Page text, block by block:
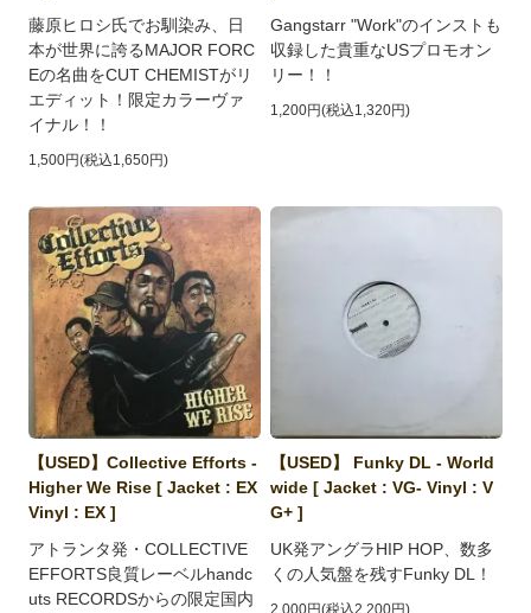
藤原ヒロシ氏でお馴染み、日
本が世界に誇るMAJOR FORC
Eの名曲をCUT CHEMISTがリ
エディット！限定カラーヴァ
イナル！！
1,500円(税込1,650円)
Gangstarr "Work"のインストも
収録した貴重なUSプロモオン
リー！！
1,200円(税込1,320円)
【USED】Collective Efforts -
Higher We Rise [ Jacket : EX
Vinyl : EX ]
アトランタ発・COLLECTIVE
EFFORTS良質レーベルhandc
uts RECORDSからの限定国内
【USED】 Funky DL - World
wide [ Jacket : VG- Vinyl : V
G+ ]
UK発アングラHIP HOP、数多
くの人気盤を残すFunky DL！
2,000円(税込2,200円)